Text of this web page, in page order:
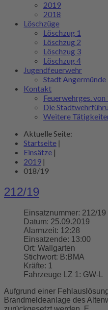
2019
2018
Löschzüge
Löschzug 1
Löschzug 2
Löschzug 3
Löschzug 4
Jugendfeuerwehr
Stadt Angermünde
Kontakt
Feuerwehrges.
Die
Weitere
Aktuelle Seite:
Startseite |
Einsätze |
2019 |
018/19
212/19
Einsatznummer: 212/19
Datum: 25.09.2019
Alarmzeit: 12:28
Einsatzende: 13:00
Ort: Wallgarten
Stichwort: B:BMA
Kräfte: 1
Fahrzeuge LZ 1: GW-L
Aufgrund einer
Brandmeldeanlage des